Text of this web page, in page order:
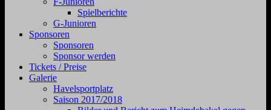
Spielberichte
G-Junioren
Sponsoren
Sponsoren
Sponsor werden
Tickets / Preise
Galerie
Havelsportplatz
Saison 2017/2018